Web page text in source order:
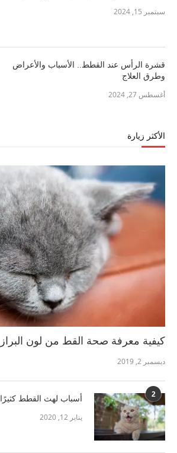
سبتمبر 15, 2024
قشرة الرأس عند القطط.. الأسباب والأعراض
وطرق العلاج
أغسطس 27, 2024
الأكثر زيارة
كيفية معرفة صحة القط من لون البراز
ديسمبر 2, 2019
2 أسباب لهث القطط كثيرًا
يناير 12, 2020